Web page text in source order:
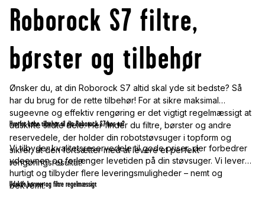
Roborock S7 filtre,
børster og tilbehør
Ønsker du, at din Roborock S7 altid skal yde sit bedste? Så
har du brug for de rette tilbehør! For at sikre maksimal
sugeevne og effektiv rengøring er det vigtigt regelmæssigt at
udskifte slidte dele. Her finder du filtre, børster og andre
reservedele, der holder din robotstøvsuger i topform og
sikrer, at den fortsætter med at levere et perfekt
rengøringsresultat.
Hvorfor købe tilbehør til din Roborock S7 hos os?
Vi tilbyder kvalitetsreservedele til gode priser, der forbedrer
ydeevnen og forlænger levetiden på din støvsuger. Vi leverer
hurtigt og tilbyder flere leveringsmuligheder – nemt og
bekvemt!
Udskift børster og filtre regelmæssigt